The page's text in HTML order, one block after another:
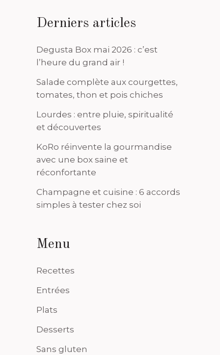
Derniers articles
Degusta Box mai 2026 : c’est
l’heure du grand air !
Salade complète aux courgettes,
tomates, thon et pois chiches
Lourdes : entre pluie, spiritualité
et découvertes
KoRo réinvente la gourmandise
avec une box saine et
réconfortante
Champagne et cuisine : 6 accords
simples à tester chez soi
Menu
Recettes
Entrées
Plats
Desserts
Sans gluten